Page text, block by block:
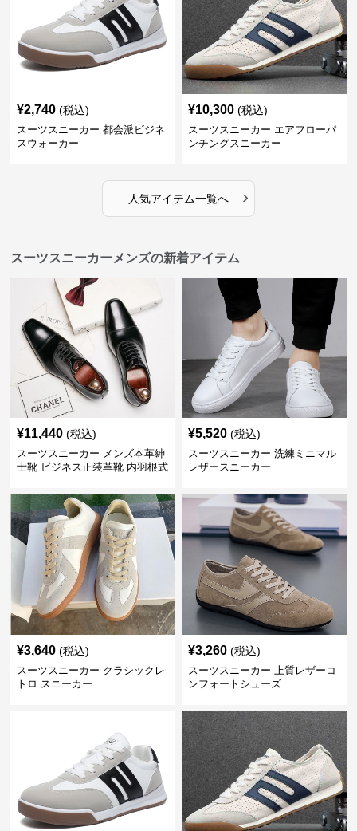
¥2,740 (税込)
スーツスニーカー 都会派ビジネ
スウォーカー
¥10,300 (税込)
スーツスニーカー エアフローパ
ンチングスニーカー
人気アイテム一覧へ ›
スーツスニーカーメンズの新着アイテム
¥11,440 (税込)
スーツスニーカー メンズ本革紳
士靴 ビジネス正装革靴 内羽根式
¥5,520 (税込)
スーツスニーカー 洗練ミニマル
レザースニーカー
¥3,640 (税込)
スーツスニーカー クラシックレ
トロ スニーカー
¥3,260 (税込)
スーツスニーカー 上質レザーコ
ンフォートシューズ